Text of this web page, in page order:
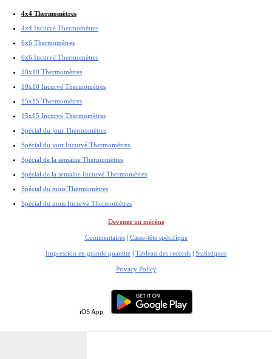
4x4 Thermomètres
4x4 Incurvé Thermomètres
6x6 Thermomètres
6x6 Incurvé Thermomètres
10x10 Thermomètres
10x10 Incurvé Thermomètres
15x15 Thermomètres
15x15 Incurvé Thermomètres
Spécial du jour Thermomètres
Spécial du jour Incurvé Thermomètres
Spécial de la semaine Thermomètres
Spécial de la semaine Incurvé Thermomètres
Spécial du mois Thermomètres
Spécial du mois Incurvé Thermomètres
Devenez un mécène
Commentaires| Casse-tête spécifique
Impression en grande quantité | Tableau des records | Statistiques
Privacy Policy
iOS App